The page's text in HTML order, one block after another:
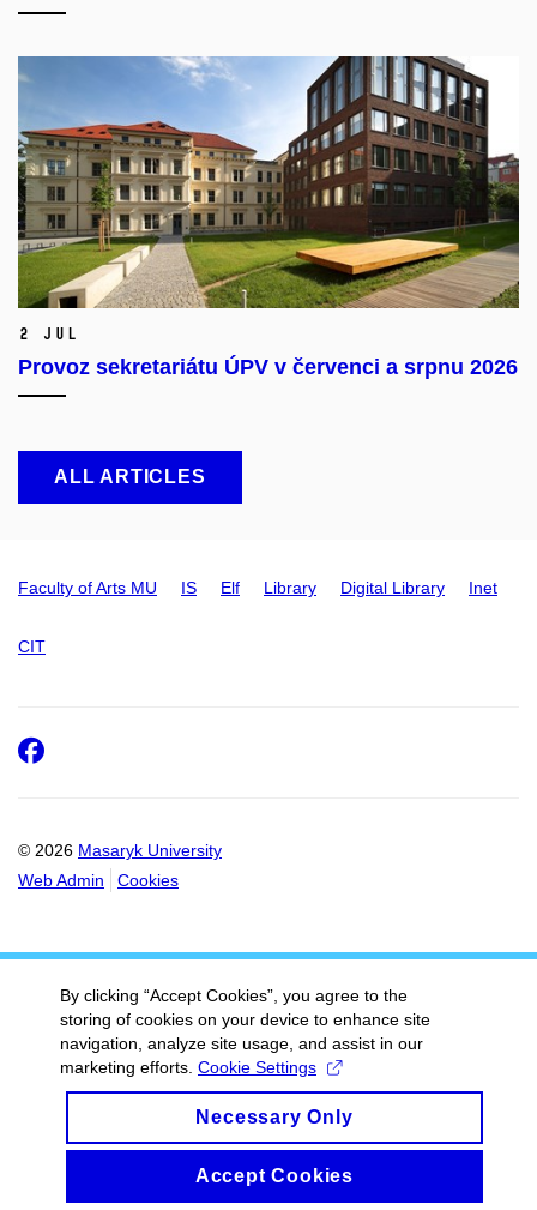
2 Jul
Provoz sekretariátu ÚPV v červenci a srpnu 2026
ALL ARTICLES
Faculty of Arts MU IS Elf Library Digital Library Inet
CIT
© 2026 Masaryk University
Web Admin
Cookies
Facebook
By clicking “Accept Cookies”, you agree to the
storing of cookies on your device to enhance site
navigation, analyze site usage, and assist in our
marketing efforts. Cookie Settings
Necessary Only
Accept Cookies